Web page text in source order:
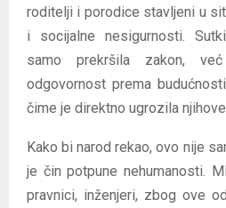
roditelji i porodice stavljeni u
i socijalne nesigurnosti.
samo prekršila zakon,
odgovornost prema
čime je direktno ugrozila
Kako bi narod rekao, ovo nije
je čin potpune nehumanosti.
pravnici, inženjeri, zbog ove